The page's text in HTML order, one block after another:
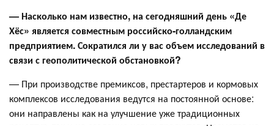
—Насколько нам известно, на сегодняшний день «Де
Хёс» является совместным российско-голландским
предприятием. Сократился ли у вас объем исследований в
связи с геополитической обстановкой?
— При производстве премиксов, престартеров и кормовых
комплексов исследования ведутся на постоянной основе:
они направлены как на улучшение уже традиционных